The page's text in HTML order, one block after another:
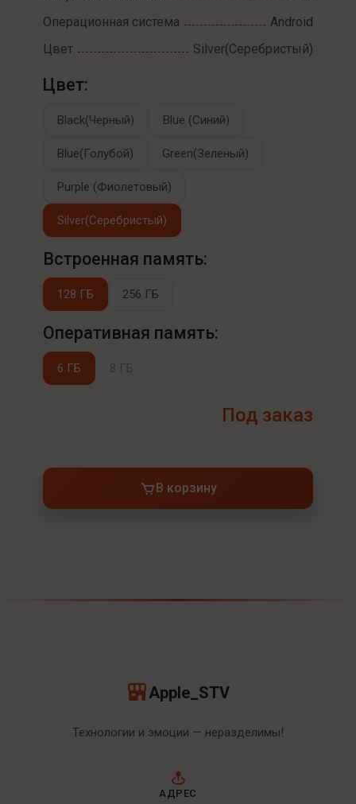
Операционная система
Android
Цвет
Silver(Серебристый)
Цвет:
Black(Черный) Blue (Синий)
Blue(Голубой) Green(Зеленый)
Purple (Фиолетовый)
Silver(Серебристый)
Встроенная память:
128 ГБ 256 ГБ
Оперативная память:
6 ГБ
Под заказ
В корзину
Apple_STV
Технологии и эмоции — неразделимы!
АДРЕС